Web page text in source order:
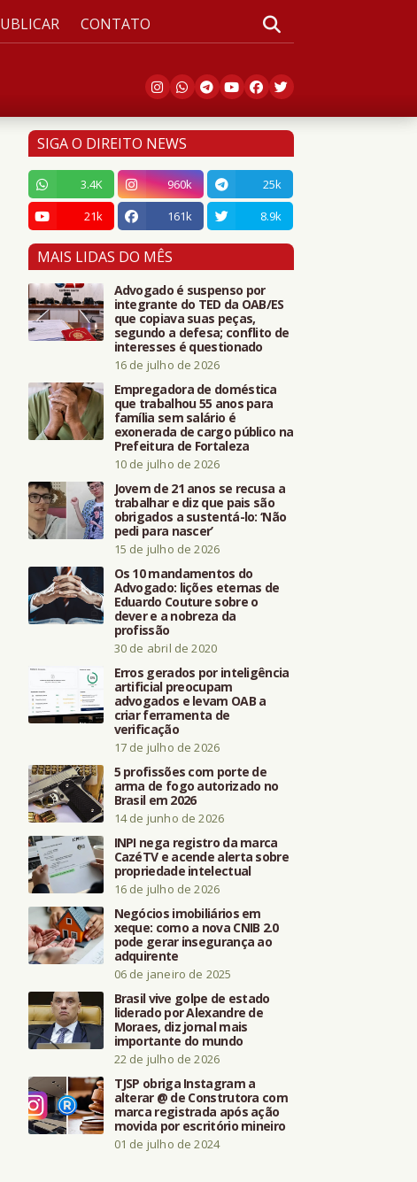
CONTATO
SIGA O DIREITO NEWS
3.4K 960k
25k
21k
161k 8.9k
MAIS LIDAS DO MÊS
Advogado é suspenso por
integrante do TED da OAB/ES
que copiava suas peças,
segundo a defesa; conflito de
interesses é questionado
16 de julho de 2026
Empregadora de doméstica
que trabalhou 55 anos para
família sem salário é
exonerada de cargo público na
Prefeitura de Fortaleza
10 de julho de 2026
Jovem de 21 anos se recusa a
trabalhar e diz que pais são
obrigados a sustentá-lo: ‘Não
pedi para nascer’
15 de julho de 2026
Os 10 mandamentos do
Advogado: lições eternas de
Eduardo Couture sobre o
dever e a nobreza da
profissão
30 de abril de 2020
Erros gerados por inteligência
artificial preocupam
advogados e levam OAB a
criar ferramenta de
verificação
17 de julho de 2026
5 profissões com porte de
arma de fogo autorizado no
Brasil em 2026
14 de junho de 2026
INPI nega registro da marca
CazéTV e acende alerta sobre
propriedade intelectual
16 de julho de 2026
Negócios imobiliários em
xeque: como a nova CNIB 2.0
pode gerar insegurança ao
adquirente
06 de janeiro de 2025
Brasil vive golpe de estado
liderado por Alexandre de
Moraes, diz jornal mais
importante do mundo
22 de julho de 2026
TJSP obriga Instagram a
alterar @ de Construtora com
marca registrada após ação
movida por escritório mineiro
01 de julho de 2024